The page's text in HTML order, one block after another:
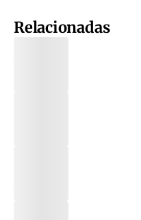
Relacionadas